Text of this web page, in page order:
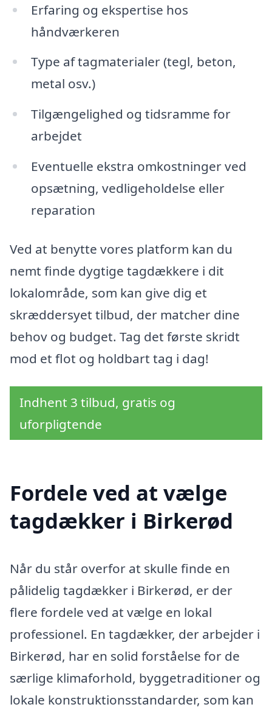
Erfaring og ekspertise hos
håndværkeren
Type af tagmaterialer (tegl, beton,
metal osv.)
Tilgængelighed og tidsramme for
arbejdet
Eventuelle ekstra omkostninger ved
opsætning, vedligeholdelse eller
reparation
Ved at benytte vores platform kan du
nemt finde dygtige tagdækkere i dit
lokalområde, som kan give dig et
skræddersyet tilbud, der matcher dine
behov og budget. Tag det første skridt
mod et flot og holdbart tag i dag!
Indhent 3 tilbud, gratis og
uforpligtende
Fordele ved at vælge
tagdækker i Birkerød
Når du står overfor at skulle finde en
pålidelig tagdækker i Birkerød, er der
flere fordele ved at vælge en lokal
professionel. En tagdækker, der arbejder i
Birkerød, har en solid forståelse for de
særlige klimaforhold, byggetraditioner og
lokale konstruktionsstandarder, som kan